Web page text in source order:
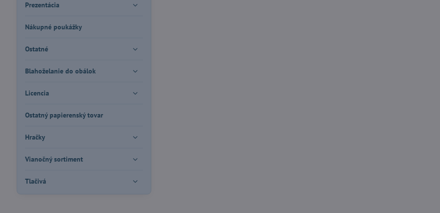
Prezentácia
Nákupné poukážky
Ostatné
Blahoželanie do obálok
Licencia
Ostatný papierenský tovar
Hračky
Vianočný sortiment
Tlačivá